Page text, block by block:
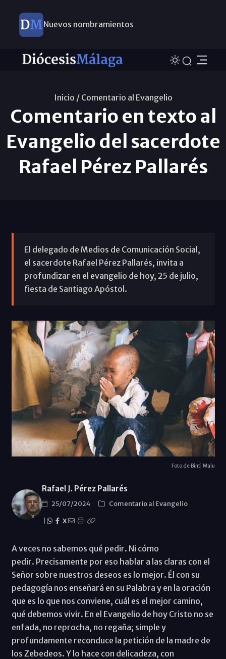
Nuevos nombramientos
Inicio / Comentario al Evangelio
Comentario en texto al
Evangelio del sacerdote
Rafael Pérez Pallarés
El delegado de Medios de Comunicación Social,
el sacerdote Rafael Pérez Pallarés, invita a
profundizar en el evangelio de hoy, 25 de julio,
fiesta de Santiago Apóstol.
Foto de Binti Malu
Rafael J. Pérez Pallarés
25/07/2024
Comentario al Evangelio
X
A veces no sabemos qué pedir. Ni cómo
pedir. Precisamente por eso hablar a las claras con el
Señor sobre nuestros deseos es lo mejor. Él con su
pedagogía nos enseñará en su Palabra y en la oración
que es lo que nos conviene, cuál es el mejor camino,
qué debemos vivir. En el Evangelio de hoy Cristo no se
enfada, no reprocha, no regaña; simple y
profundamente reconduce la petición de la madre de
los Zebedeos. Y lo hace con delicadeza, con